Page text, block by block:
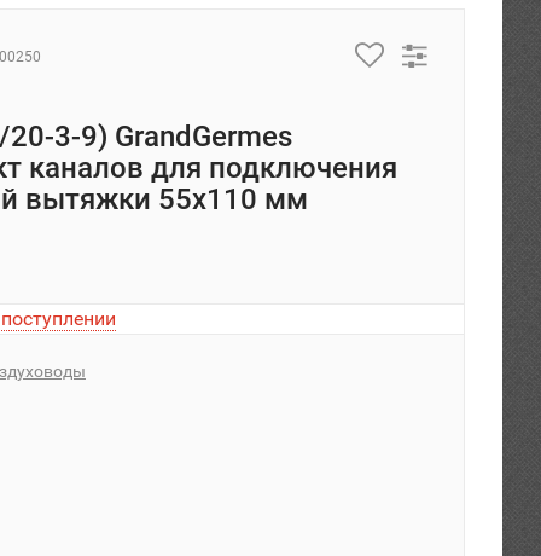
3-9) GrandGermes
каналов для подключения
вытяжки 55х110 мм